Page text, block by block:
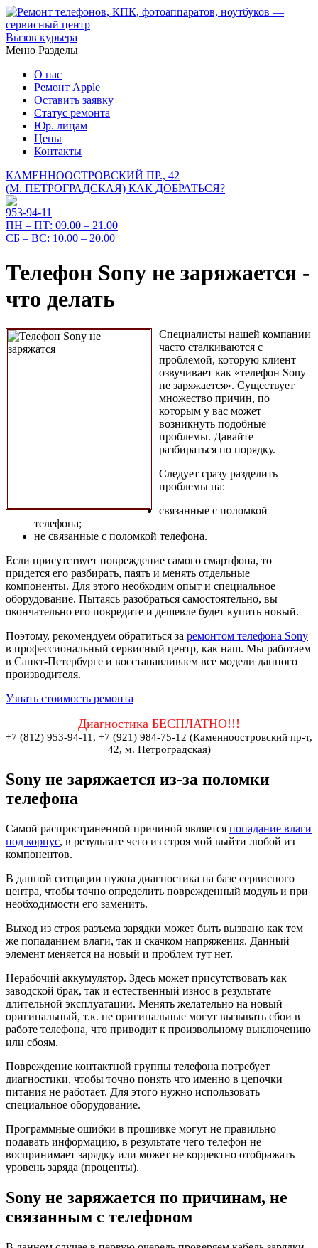
Вызов курьера
Меню Разделы
О нас
Ремонт Apple
Оставить заявку
Статус ремонта
Юр. лицам
Цены
Контакты
КАМЕННООСТРОВСКИЙ ПР., 42
(М. ПЕТРОГРАДСКАЯ) КАК ДОБРАТЬСЯ?
953-94-11
ПН – ПТ: 09.00 – 21.00
СБ – ВС: 10.00 – 20.00
Телефон Sony не заряжается -
что делать
Специалисты нашей компании
часто сталкиваются с
проблемой, которую клиент
озвучивает как «телефон Sony
не заряжается». Существует
множество причин, по
которым у вас может
возникнуть подобные
проблемы. Давайте
разбираться по порядку.
Следует сразу разделить
проблемы на:
связанные с поломкой
телефона;
не связанные с поломкой телефона.
Если присутствует повреждение самого смартфона, то
придется его разбирать, паять и менять отдельные
компоненты. Для этого необходим опыт и специальное
оборудование. Пытаясь разобраться самостоятельно, вы
окончательно его повредите и дешевле будет купить новый.
Поэтому, рекомендуем обратиться за ремонтом телефона Sony
в профессиональный сервисный центр, как наш. Мы работаем
в Санкт-Петербурге и восстанавливаем все модели данного
производителя.
Узнать стоимость ремонта
Диагностика БЕСПЛАТНО!!!
+7 (812) 953-94-11, +7 (921) 984-75-12 (Каменноостровский пр-т,
42, м. Петроградская)
Sony не заряжается из-за поломки
телефона
Самой распространенной причиной является попадание влаги
под корпус, в результате чего из строя мой выйти любой из
компонентов.
В данной ситцации нужна диагностика на базе сервисного
центра, чтобы точно определить поврежденный модуль и при
необходимости его заменить.
Выход из строя разъема зарядки может быть вызвано как тем
же попаданием влаги, так и скачком напряжения. Данный
элемент меняется на новый и проблем тут нет.
Нерабочий аккумулятор. Здесь может присутствовать как
заводской брак, так и естественный износ в результате
длительной эксплуатации. Менять желательно на новый
оригинальный, т.к. не оригинальные могут вызывать сбои в
работе телефона, что приводит к произвольному выключению
или сбоям.
Повреждение контактной группы телефона потребует
диагностики, чтобы точно понять что именно в цепочки
питания не работает. Для этого нужно использовать
специальное оборудование.
Программные ошибки в прошивке могут не правильно
подавать информацию, в результате чего телефон не
воспринимает зарядку или может не корректно отображать
уровень заряда (проценты).
Sony не заряжается по причинам, не
связанным с телефоном